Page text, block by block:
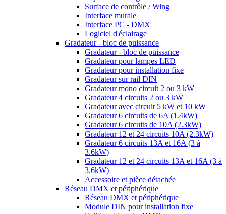
Surface de contrôle / Wing
Interface murale
Interface PC - DMX
Logiciel d'éclairage
Gradateur - bloc de puissance
Gradateur - bloc de puissance
Gradateur pour lampes LED
Gradateur pour installation fixe
Gradateur sur rail DIN
Gradateur mono circuit 2 ou 3 kW
Gradateur 4 circuits 2 ou 3 kW
Gradateur avec circuit 5 kW et 10 kW
Gradateur 6 circuits de 6A (1.4kW)
Gradateur 6 circuits de 10A (2.3kW)
Gradateur 12 et 24 circuits 10A (2.3kW)
Gradateur 6 circuits 13A et 16A (3 à
3.6kW)
Gradateur 12 et 24 circuits 13A et 16A (3 à
3.6kW)
Accessoire et pièce détachée
Réseau DMX et périphérique
Réseau DMX et périphérique
Module DIN pour installation fixe